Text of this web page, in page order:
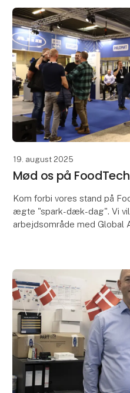
19. august 2025
Mød os på
Kom forbi vores stand på
ægte "spark-dæk-dag". Vi vil
arbejdsområde med Global